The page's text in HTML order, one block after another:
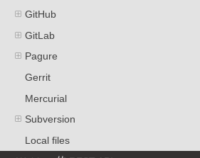
GitHub
GitLab
Pagure
Gerrit
Mercurial
Subversion
Local files